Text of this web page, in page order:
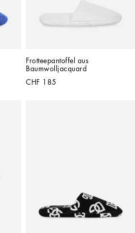
Frotteepantoffel aus
Baumwolljacquard
CHF 185